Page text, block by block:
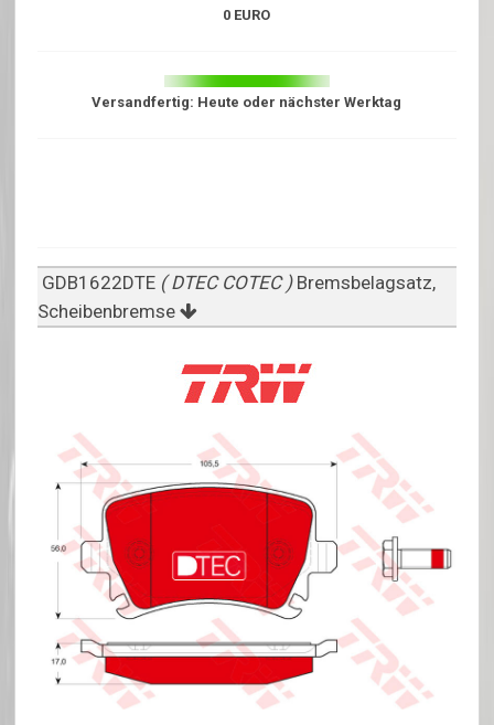
0 EURO
Versandfertig: Heute oder nächster Werktag
GDB1622DTE ( DTEC COTEC ) Bremsbelagsatz,
Scheibenbremse